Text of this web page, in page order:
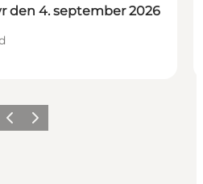
den 4. september 2026
ForrigeNeste